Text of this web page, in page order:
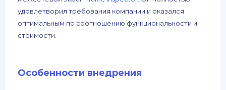
удовлетворил требования компании и оказался
оптимальным по соотношению функциональности и
стоимости.
Особенности внедрения